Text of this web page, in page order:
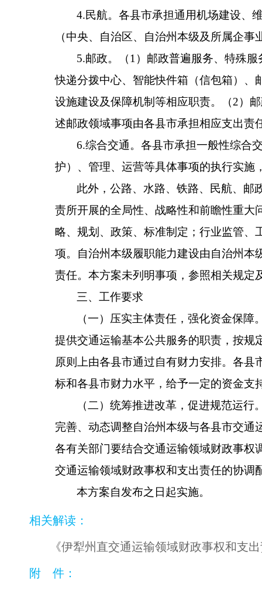
4.民航。各县市承担通用机场建设、
（中央、自治区、自治州本级及所属企
5.邮政。 （1 ）邮政普遍服务、特殊
快递分拨中心、智能快件箱（信包箱）、
设施建设及保障机制等相应职责。（2）
述邮政领域事项由各县市承担相应支出责
6.综合交通。各县市承担一般性综合
护）、管理、运营等具体事项的执行实施
此外，公路、水路、铁路、民航、邮
责所开展的全局性、战略性和前瞻性重大
略、规划、政策、标准制定；行业监管、
项。自治州本级履职能力建设由自治州本
责任。本方案未列明事项，参照相关规定
三、 工作要求
（一）压实主体责任 ，强化资金保障
提供交通运输基本公共服务的职责，按规
原则上由各县市通过自有财力安排。 各县
标和各县市财力水平，给予一定的资金支
（二）统筹推进改革，促进规范运行
完善、动态调整自治州本级与各县市交通
各有关部门要结合交通运输领域财政事权
交通运输领域财政事权和支出责任的协调
本方案自发布之 日起实施。
相关解读：
《伊犁州直交通运输领域财政事权和支
附 件：